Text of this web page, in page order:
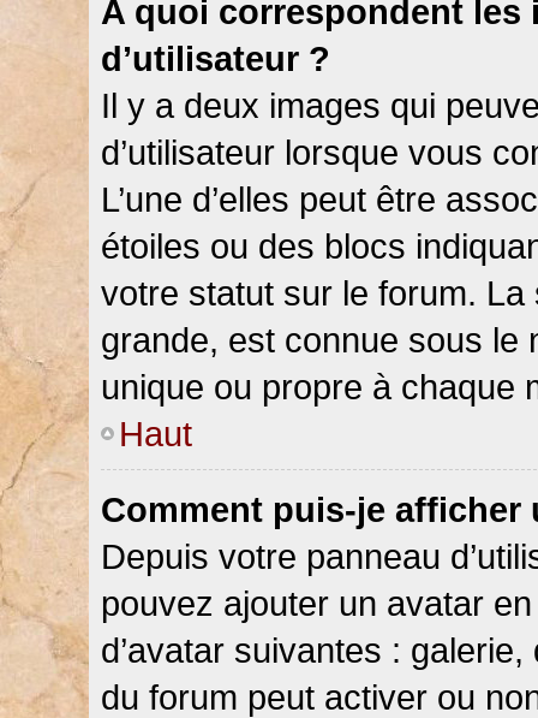
A quoi correspondent les
d’utilisateur ?
Il y a deux images qui
d’utilisateur lorsque vous
L’une d’elles peut être
étoiles ou des blocs
votre statut sur le forum.
grande, est connue sous le
unique ou propre à chaque
Haut
Comment puis-je afficher
Depuis votre panneau
pouvez ajouter un avatar
d’avatar suivantes :
du forum peut activer ou